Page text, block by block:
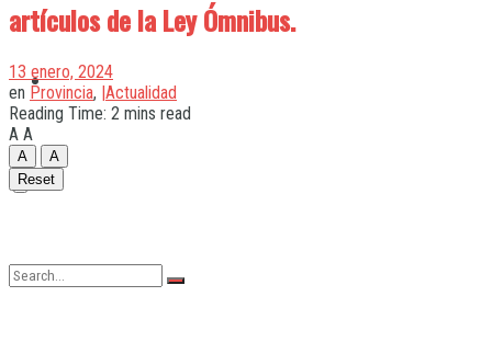
Varela
artículos de la Ley Ómnibus.
13 enero, 2024
en Provincia, |Actualidad
Reading Time: 2 mins read
A A
A
A
Reset